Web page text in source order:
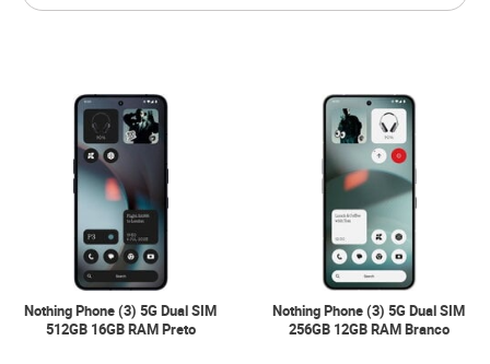
Nothing Phone (3) 5G Dual SIM
512GB 16GB RAM Preto
Nothing Phone (3) 5G Dual SIM
256GB 12GB RAM Branco